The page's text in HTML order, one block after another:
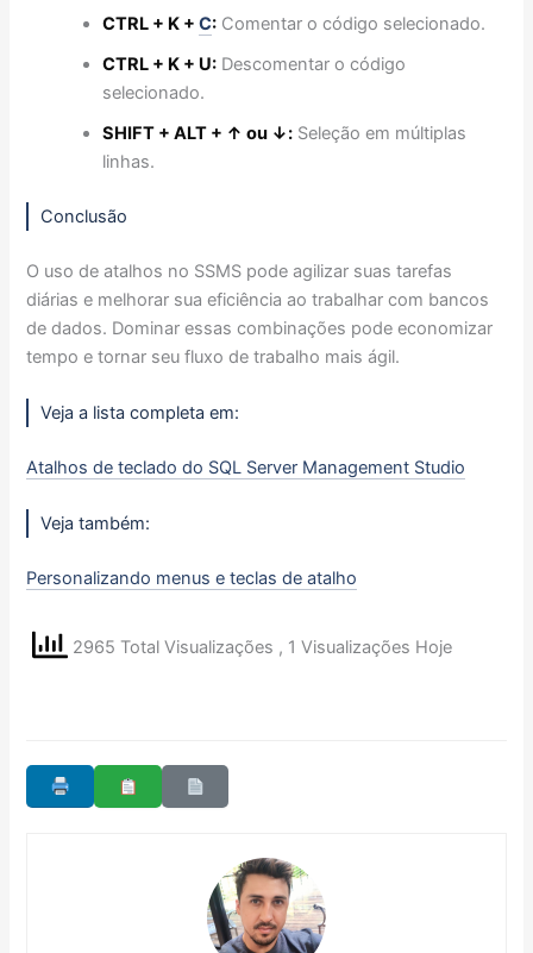
CTRL + K +C: Comentar o código selecionado.
CTRL + K + U: Descomentar o código
selecionado.
SHIFT + ALT + ↑ ou ↓: Seleção em múltiplas
linhas.
Conclusão
O uso de atalhos no SSMS pode agilizar suas tarefas
diárias e melhorar sua eficiência ao trabalhar com bancos
de dados. Dominar essas combinações pode economizar
tempo e tornar seu fluxo de trabalho mais ágil.
Veja a lista completa em:
Atalhos de teclado do SQL Server Management Studio
Veja também:
Personalizando menus e teclas de atalho
2965 Total Visualizações , 1 Visualizações Hoje